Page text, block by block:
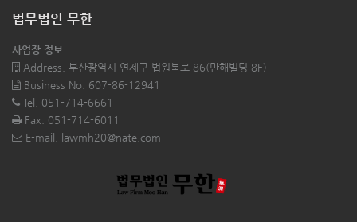
법무법인 무한
사업장 정보
Address. 부산광역시 연제구 법원북로 86(만해빌딩 8F)
Business No. 607-86-12941
Tel. 051-714-6661
Fax. 051-714-6011
E-mail. lawmh20@nate.com